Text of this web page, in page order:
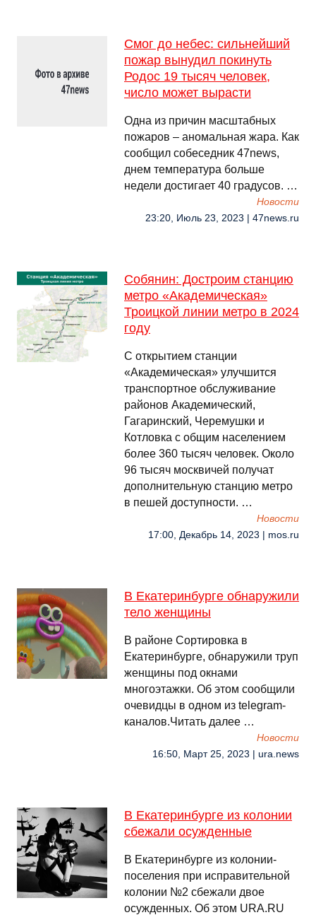
Смог до небес: сильнейший
пожар вынудил покинуть
Родос 19 тысяч человек,
число может вырасти
Одна из причин масштабных
пожаров – аномальная жара. Как
сообщил собеседник 47news,
днем температура больше
недели достигает 40 градусов. …
Новости
23:20, Июль 23, 2023 | 47news.ru
Собянин: Достроим станцию
метро «Академическая»
Троицкой линии метро в 2024
году
С открытием станции
«Академическая» улучшится
транспортное обслуживание
районов Академический,
Гагаринский, Черемушки и
Котловка с общим населением
более 360 тысяч человек. Около
96 тысяч москвичей получат
дополнительную станцию метро
в пешей доступности. …
Новости
17:00, Декабрь 14, 2023 | mos.ru
В Екатеринбурге обнаружили
тело женщины
В районе Сортировка в
Екатеринбурге, обнаружили труп
женщины под окнами
многоэтажки. Об этом сообщили
очевидцы в одном из telegram-
каналов.Читать далее …
Новости
16:50, Март 25, 2023 | ura.news
В Екатеринбурге из колонии
сбежали осужденные
В Екатеринбурге из колонии-
поселения при исправительной
колонии №2 сбежали двое
осужденных. Об этом URA.RU